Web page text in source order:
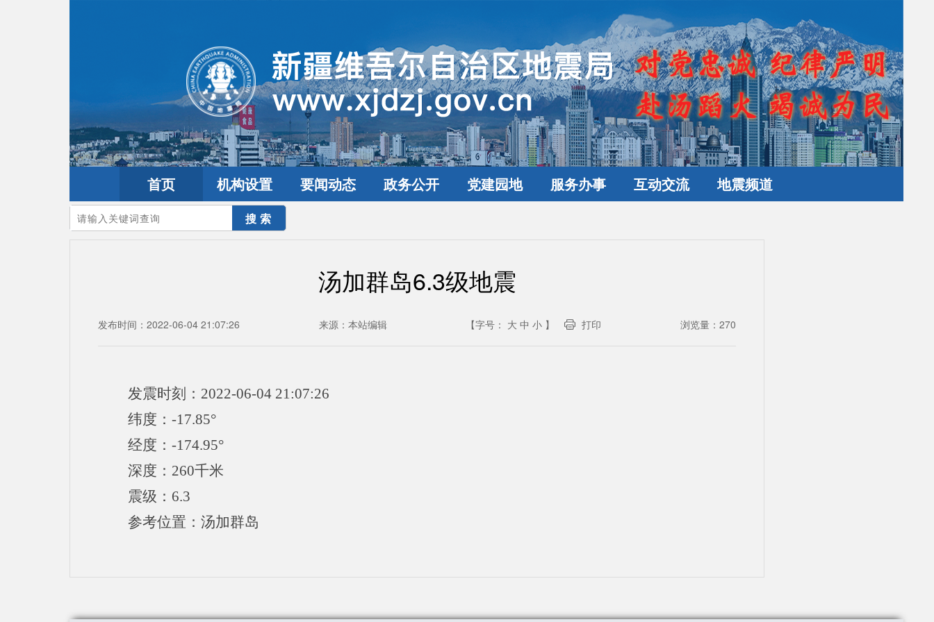
首页 机构设置 要闻动态 政务公开 党建园地 服务办事 互动交流 地震频道
您的当前位置：首页>地震频道 全球震讯
汤加群岛6.3级地震
发布时间：2022-06-04 21:07:26 来源： 本站编辑 【字号： 大 中 小 】 打印 浏览量： 270
发震时刻：2022-06-04 21:07:26
纬度：-17.85°
经度：-174.95°
深度：260千米
震级：6.3
参考位置：汤加群岛